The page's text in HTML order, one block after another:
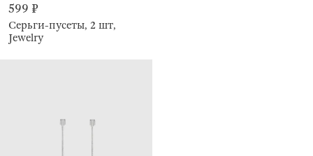
599 ₽
Серьги-пусеты, 2 шт,
Jewelry